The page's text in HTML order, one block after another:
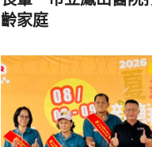
齡家庭